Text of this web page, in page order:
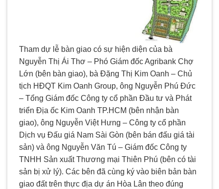
Tham dự lễ bàn giao có sự hiện diện của bà
Nguyễn Thị Ái Thơ – Phó Giám đốc Agribank Chợ
Lớn (bên bàn giao), bà Đặng Thị Kim Oanh – Chủ
tịch HĐQT Kim Oanh Group, ông Nguyễn Phú Đức
– Tổng Giám đốc Công ty cổ phần Đầu tư và Phát
triển Địa ốc Kim Oanh TP.HCM (bên nhận bàn
giao), ông Nguyễn Việt Hưng – Công ty cổ phần
Dịch vụ Đấu giá Nam Sài Gòn (bên bán đấu giá tài
sản) và ông Nguyễn Văn Tú – Giám đốc Công ty
TNHH Sản xuất Thương mại Thiên Phú (bên có tài
sản bị xử lý). Các bên đã cùng ký vào biên bản bàn
giao đất trên thực địa dự án Hòa Lân theo đúng